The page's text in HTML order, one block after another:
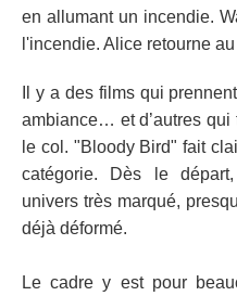
en allumant un incendie.
l'incendie. Alice retourne
Il y a des films qui
ambiance… et d’autres qui
le col. "Bloody Bird" fait
catégorie. Dès le
univers très marqué,
déjà déformé.
Le cadre y est pour